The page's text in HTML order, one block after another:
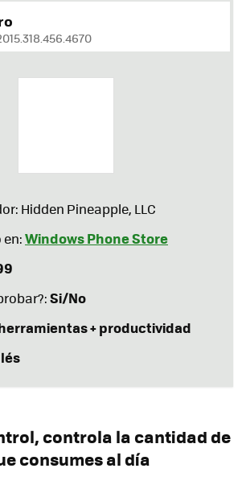
Hidden Pineapple, LLC
Windows Phone Store
Si/No
+ productividad
controla la cantidad de
consumes al día